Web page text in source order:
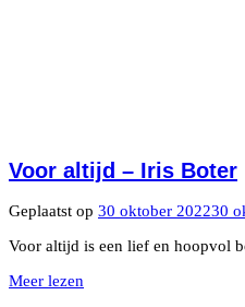
Voor altijd – Iris Boter
Geplaatst op 30 oktober 202230
Voor altijd is een lief en hoopvol
Meer lezen